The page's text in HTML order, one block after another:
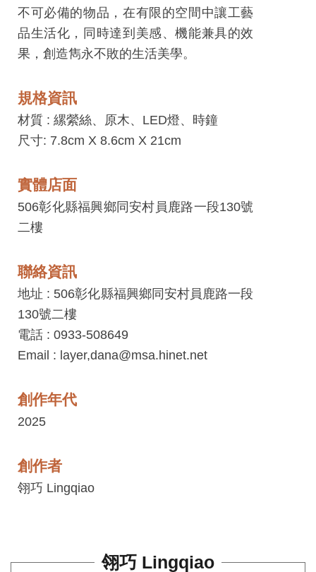
心
藝
文
員
中
心
加
入
平
台
平
台
服
條
工
上
架
常
不可必備的物品，在有限的空間中讓工藝
品生活化，同時達到美感、機能兼具的效
果，創造雋永不敗的生活美學。
規格資訊
材質 : 縲縈絲、原木、LED燈、時鐘
尺寸: 7.8cm X 8.6cm X 21cm
實體店面
506彰化縣福興鄉同安村員鹿路一段130號
二樓
聯絡資訊
地址 : 506彰化縣福興鄉同安村員鹿路一段
130號二樓
電話 : 0933-508649
Email : layer,dana@msa.hinet.net
創作年代
2025
創作者
翎巧 Lingqiao
翎巧 Lingqiao